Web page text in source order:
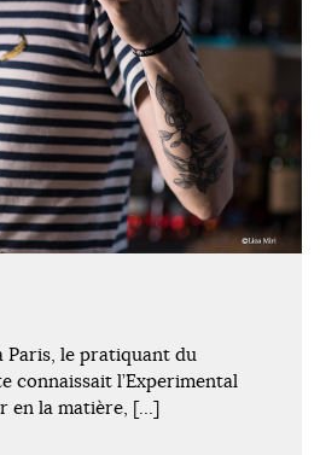
Paris, le pratiquant du
connaissait l’Experimental
en la matière, […]